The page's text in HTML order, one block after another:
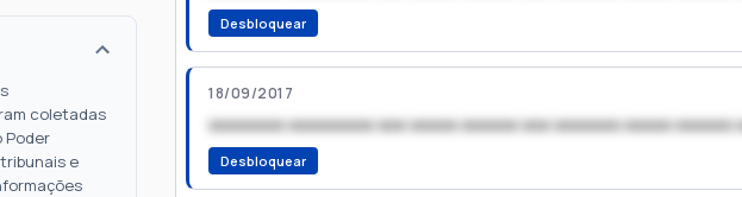
coletadas
Poder
e
Desbloquear
18/09/2017
xxxxxxxx xxxxxxxxx xxx xxxxx xxxxxx xxx xxxxxxx xxxxx xxxxxx
Desbloquear